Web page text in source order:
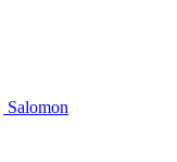
Salomon